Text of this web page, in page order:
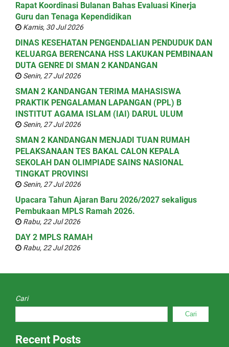
Rapat Koordinasi Bulanan Bahas Evaluasi Kinerja
Guru dan Tenaga Kependidikan
Kamis, 30 Jul 2026
DINAS KESEHATAN PENGENDALIAN PENDUDUK DAN
KELUARGA BERENCANA HSS LAKUKAN PEMBINAAN
DUTA GENRE DI SMAN 2 KANDANGAN
Senin, 27 Jul 2026
SMAN 2 KANDANGAN TERIMA MAHASISWA
PRAKTIK PENGALAMAN LAPANGAN (PPL) B
INSTITUT AGAMA ISLAM (IAI) DARUL ULUM
Senin, 27 Jul 2026
SMAN 2 KANDANGAN MENJADI TUAN RUMAH
PELAKSANAAN TES BAKAL CALON KEPALA
SEKOLAH DAN OLIMPIADE SAINS NASIONAL
TINGKAT PROVINSI
Senin, 27 Jul 2026
Upacara Tahun Ajaran Baru 2026/2027 sekaligus
Pembukaan MPLS Ramah 2026.
Rabu, 22 Jul 2026
DAY 2 MPLS RAMAH
Rabu, 22 Jul 2026
Cari
Cari
Recent Posts